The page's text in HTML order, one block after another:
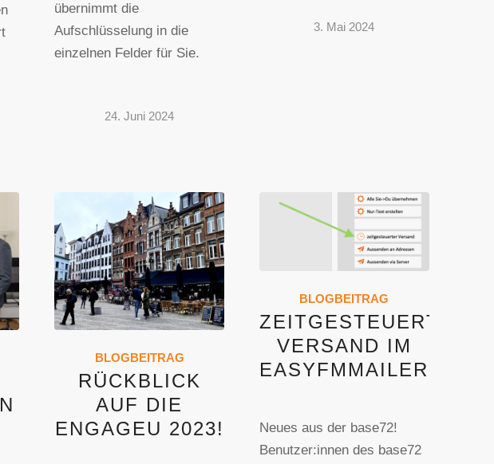
übernimmt die
Aufschlüsselung in die
einzelnen Felder für Sie.
24. Juni 2024
3. Mai 2024
BLOGBEITRAG
RÜCKBLICK
AUF DIE
ENGAGEU 2023!
BLOGBEITRAG
ZEITGESTEUERTER
VERSAND IM
EASYFMMAILER
Neues aus der base72!
Benutzer:innen des base72